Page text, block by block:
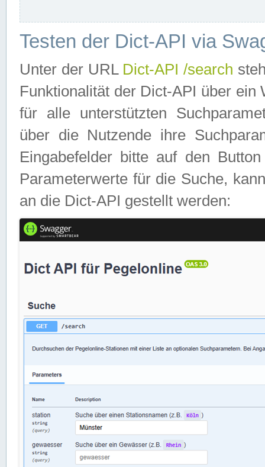
Testen der Dict-API via
Unter der URL Dict-API /search
Funktionalität der Dict-API über
für alle unterstützten
über die Nutzende ihre
Eingabefelder bitte auf den
Parameterwerte für die Suche,
an die Dict-API gestellt werden: